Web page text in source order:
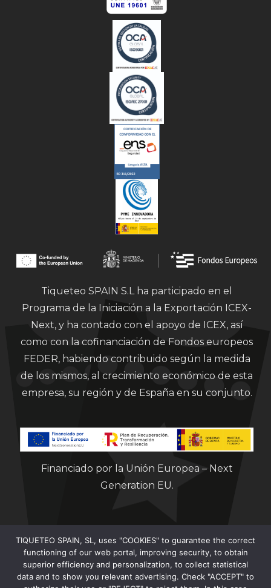
Tiqueteo SPAIN S.L ha participado en el
Programa de la Iniciación a la Exportación ICEX-
Next, y ha contado con el apoyo de ICEX, así
como con la cofinanciación de Fondos europeos
FEDER, habiendo contribuido según la medida
de los mismos, al crecimiento económico de esta
empresa, su región y de España en su conjunto.
Financiado por la Unión Europea – Next
Generation EU.
TIQUETEO SPAIN, SL, uses "COOKIES" to guarantee the correct
functioning of our web portal, improving security, to obtain
superior efficiency and personalization, to collect statistical
data and to show you relevant advertising. Check "ACCEPT" to